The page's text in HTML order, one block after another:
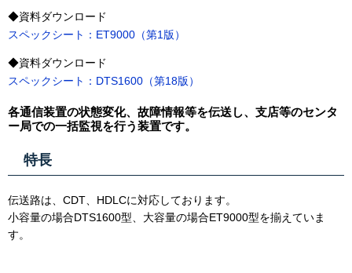
◆資料ダウンロード
スペックシート：ET9000（第1版）
◆資料ダウンロード
スペックシート：DTS1600（第18版）
各通信装置の状態変化、故障情報等を伝送し、支店等のセンタ
ー局での一括監視を行う装置です。
特長
伝送路は、CDT、HDLCに対応しております。
小容量の場合DTS1600型、大容量の場合ET9000型を揃えていま
す。